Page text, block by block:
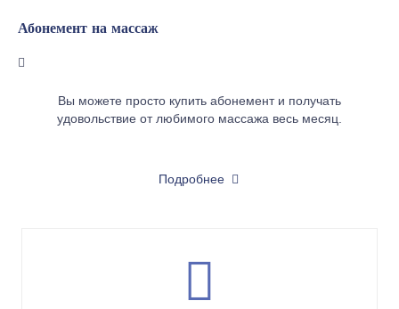
Абонемент на массаж
Вы можете просто купить абонемент и получать
удовольствие от любимого массажа весь месяц.
Подробнее